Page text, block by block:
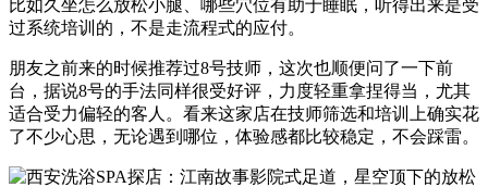
比如久坐怎么放松小腿、哪些穴位有助于睡眠，听得出来是受
过系统培训的，不是走流程式的应付。
朋友之前来的时候推荐过8号技师，这次也顺便问了一下前
台，据说8号的手法同样很受好评，力度轻重拿捏得当，尤其
适合受力偏轻的客人。看来这家店在技师筛选和培训上确实花
了不少心思，无论遇到哪位，体验感都比较稳定，不会踩雷。